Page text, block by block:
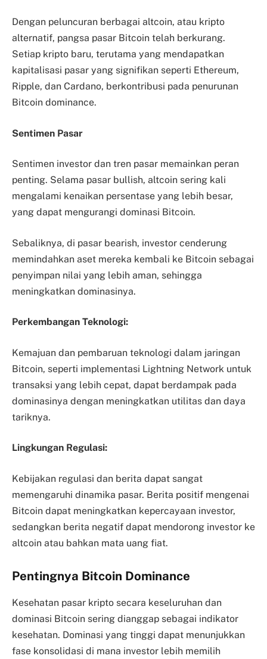
Dengan peluncuran berbagai altcoin, atau kripto
alternatif, pangsa pasar Bitcoin telah berkurang.
Setiap kripto baru, terutama yang mendapatkan
kapitalisasi pasar yang signifikan seperti Ethereum,
Ripple, dan Cardano, berkontribusi pada penurunan
Bitcoin dominance.
Sentimen Pasar
Sentimen investor dan tren pasar memainkan peran
penting. Selama pasar bullish, altcoin sering kali
mengalami kenaikan persentase yang lebih besar,
yang dapat mengurangi dominasi Bitcoin.
Sebaliknya, di pasar bearish, investor cenderung
memindahkan aset mereka kembali ke Bitcoin sebagai
penyimpan nilai yang lebih aman, sehingga
meningkatkan dominasinya.
Perkembangan Teknologi:
Kemajuan dan pembaruan teknologi dalam jaringan
Bitcoin, seperti implementasi Lightning Network untuk
transaksi yang lebih cepat, dapat berdampak pada
dominasinya dengan meningkatkan utilitas dan daya
tariknya.
Lingkungan Regulasi:
Kebijakan regulasi dan berita dapat sangat
memengaruhi dinamika pasar. Berita positif mengenai
Bitcoin dapat meningkatkan kepercayaan investor,
sedangkan berita negatif dapat mendorong investor ke
altcoin atau bahkan mata uang fiat.
Pentingnya Bitcoin Dominance
Kesehatan pasar kripto secara keseluruhan dan
dominasi Bitcoin sering dianggap sebagai indikator
kesehatan. Dominasi yang tinggi dapat menunjukkan
fase konsolidasi di mana investor lebih memilih